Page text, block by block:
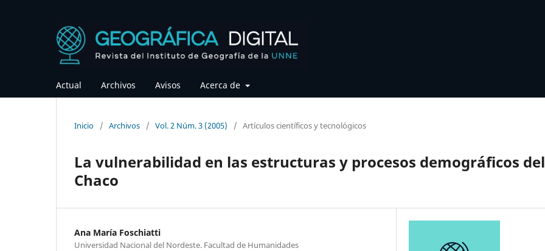
Actual Archivos Avisos Acerca de
Inicio / Archivos / Vol. 2 Núm. 3 (2005) / Artículos científicos y tecnológicos
La vulnerabilidad en las estructuras y procesos demográficos del
Chaco
Ana María Foschiatti
Universidad Nacional del Nordeste. Facultad de Humanidades